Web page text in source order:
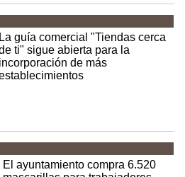
La guía comercial "Tiendas cerca
ti" sigue abierta para la
incorporación de más
El ayuntamiento compra 6.520